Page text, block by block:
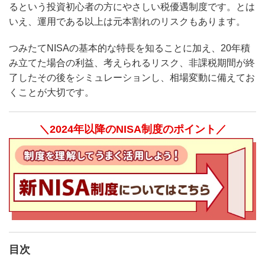
るという投資初心者の方にやさしい税優遇制度です。とは
いえ、運用である以上は元本割れのリスクもあります。
つみたてNISAの基本的な特長を知ることに加え、20年積
み立てた場合の利益、考えられるリスク、非課税期間が終
了したその後をシミュレーションし、相場変動に備えてお
くことが大切です。
＼2024年以降のNISA制度のポイント／
目次